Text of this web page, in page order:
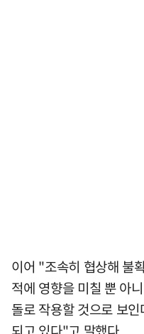
이어 "조속히 협상해 불
적에 영향을 미칠 뿐 아
돌로 작용할 것으로 보